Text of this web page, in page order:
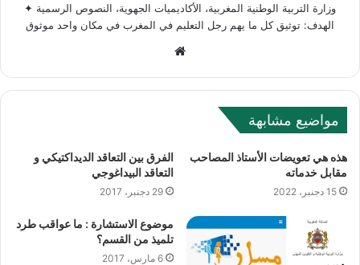
وزارة التربية الوطنية المغربية، الأكاديميات الجهوية، النصوص الرسمية ✦
الهدف: توثيق كل ما يهم رجل التعليم في المغرب في مكان واحد موثوق
b
e
مواضيع مشابهة
هذه هي تعويضات الأستاذ المصاحب
مقابل خدماته
15 دجنبر، 2022
الفرق بين التعاقد الديداكتيكي و
التعاقد البيداغوجي
29 دجنبر، 2017
موضوع الاستشارة : ما عواقب طرد
تلميذ من القسم؟
6 مارس، 2017